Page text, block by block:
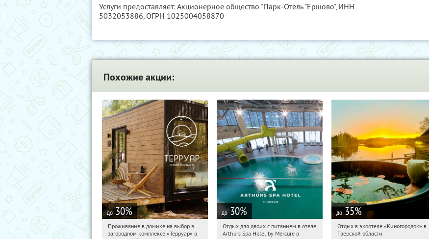
Услуги предоставляет: Акционерное общество "Парк-Отель "Ершово", ИНН
5032053886, ОГРН 1025004058870
Похожие акции:
до 30%
06:16:16 Купили:
Проживание в домике на выбор в
загородном комплексе «Терруар» в
до 30%
06:16:16
Купи первым!
Отдых для двоих с питанием в отеле
Arthurs Spa Hotel by Mercure в
до 35%
06:16:16
Купи первым!
Отдых в экоотеле «Киногородок» в
Тверской области